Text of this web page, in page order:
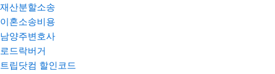
재산분할소송
이혼소송비용
남양주변호사
로드락버거
트립닷컴 할인코드